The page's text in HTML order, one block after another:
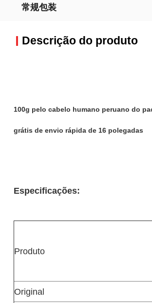
常规包装
Descrição do produto
100g pelo cabelo humano peruano do
grátis de envio rápida de 16 polegadas
Especificações:
Produto
Original